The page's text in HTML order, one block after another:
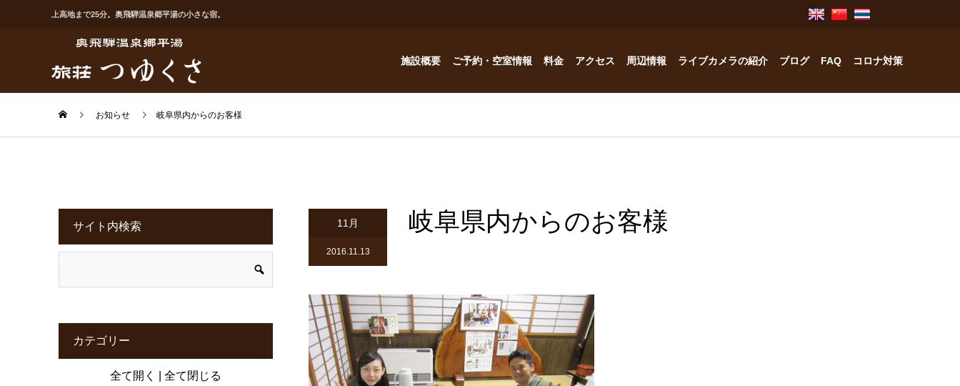
上高地まで25分。奥飛騨温泉郷平湯の小さな宿。
施設概要
ドッグハウス
ご予約・空室情報 料金 アクセス 周辺情報
中林工務店
ライブカメラの紹介 ブログ FAQ コロナ対策
お知らせ 岐阜県内からのお客様
11月
2016.11.13
岐阜県内からのお客様
サイト内検索
カテゴリー
全て開く 全て閉じる